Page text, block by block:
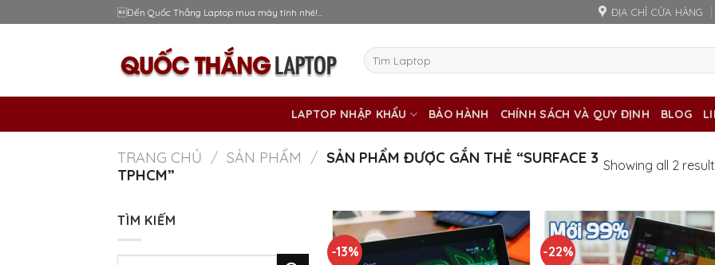
to
Đến Quốc Thắng Laptop mua máy tính nhé!... ĐỊA CHỈ CỬA HÀNG
Tìm
kiếm:
LAPTOP NHẬP KHẨU BẢO HÀNH CHÍNH SÁCH VÀ QUY ĐỊNH BLOG
TRANG CHỦ / SẢN PHẨM / SẢN PHẨM ĐƯỢC GẮN THẺ “SURFACE 3
TPHCM”
Showing all 2
TÌM KIẾM
-13% -22%